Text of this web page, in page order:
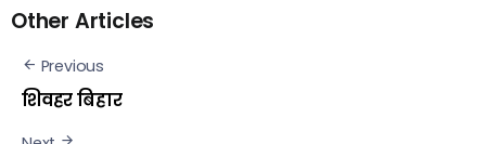
Other Articles
Previous
शिवहर बिहार